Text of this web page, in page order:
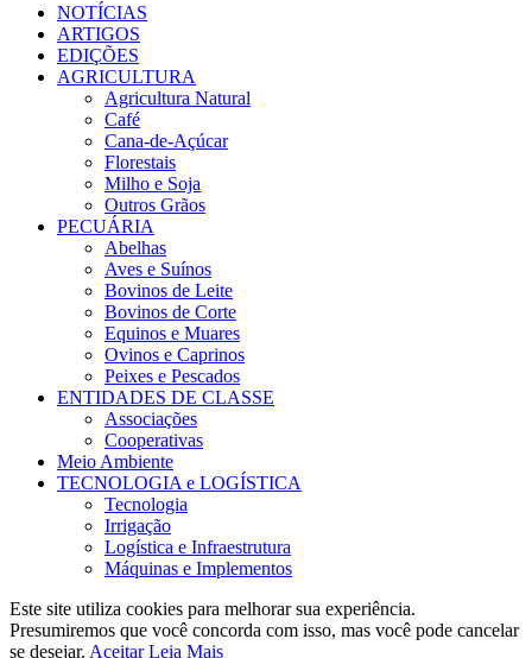
NOTÍCIAS
ARTIGOS
EDIÇÕES
AGRICULTURA
Agricultura Natural
Café
Cana-de-Açúcar
Florestais
Milho e Soja
Outros Grãos
PECUÁRIA
Abelhas
Aves e Suínos
Bovinos de Leite
Bovinos de Corte
Equinos e Muares
Ovinos e Caprinos
Peixes e Pescados
ENTIDADES DE CLASSE
Associações
Cooperativas
Meio Ambiente
TECNOLOGIA e LOGÍSTICA
Tecnologia
Irrigação
Logística e Infraestrutura
Máquinas e Implementos
Este site utiliza cookies para melhorar sua experiência.
Presumiremos que você concorda com isso, mas você pode cancelar
se desejar. Aceitar Leia Mais